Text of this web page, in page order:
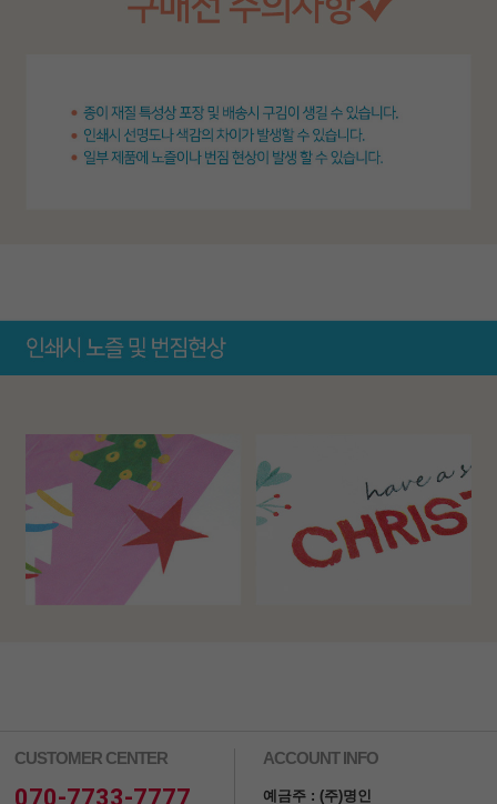
CUSTOMER CENTER
070-7733-7777
ACCOUNT INFO
예금주 : (주)명인